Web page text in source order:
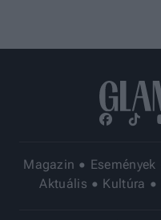
Magazin Események
Aktuális
Kultúra